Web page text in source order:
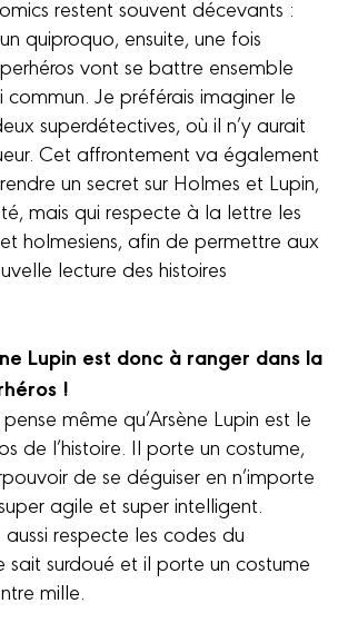
restent souvent décevants :
quiproquo, ensuite, une fois
vont se battre ensemble
commun. Je préférais imaginer le
superdétectives, où il n’y aurait
Cet affrontement va également
un secret sur Holmes et Lupin,
mais qui respecte à la lettre les
holmesiens, afin de permettre aux
lecture des histoires
Lupin est donc à ranger dans la
!
pense même qu’Arsène Lupin est le
de l’histoire. Il porte un costume,
de se déguiser en n’importe
agile et super intelligent.
respecte les codes du
sait surdoué et il porte un costume
mille.